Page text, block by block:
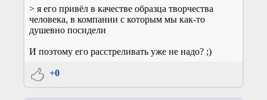
> я его привёл в качестве образца творчества
человека, в компании с которым мы как-то
душевно посидели
И поэтому его расстреливать уже не надо? ;)
+0